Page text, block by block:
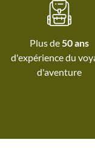
Plus de50 ans
d'expérience du
d'aventure